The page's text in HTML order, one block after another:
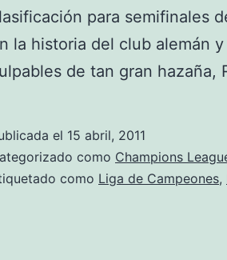
para semifinales
la historia del club alemán
de tan gran hazaña,
el 15 abril, 2011
como Champions
como Liga de Campeones,